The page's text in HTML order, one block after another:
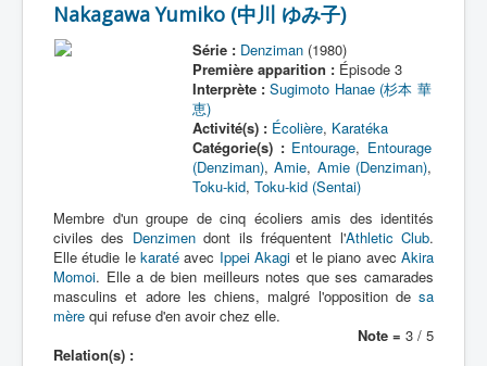
Nakagawa Yumiko (中川 ゆみ子)
Série : Denziman(1980)
Première apparition :Épisode 3
Interprète : Sugimoto Hanae (杉本 華
恵)
Activité(s) : Écolière, Karatéka
Catégorie(s) : Entourage, Entourage
(Denziman),Amie, Amie (Denziman),
Toku-kid, Toku-kid (Sentai)
Membre d'un groupe de cinq écoliers amis des identités
civiles des Denzimendont ils fréquentent l'Athletic Club.
Elle étudie lekaraté avec Ippei Akagi et le piano avecAkira
Momoi. Elle a de bien meilleurs notes que ses camarades
masculins et adore les chiens, malgré l'opposition de sa
mère qui refuse d'en avoir chez elle.
Note = 3 / 5
Relation(s) :